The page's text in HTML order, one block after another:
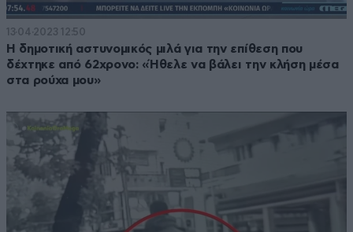
13·04·2023 12:50
Η δημοτική αστυνομικός μιλά για την επίθεση που
δέχτηκε από 62χρονο: «Ήθελε να βάλει την κλήση μέσα
στα ρούχα μου»